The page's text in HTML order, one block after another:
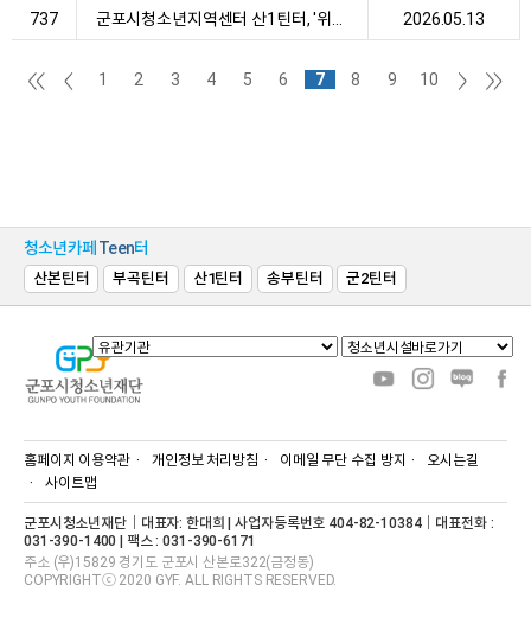
737 2026.05.13
1 2 3 4 5 6 7 8 9 10
청소년카페 Teen터
산본틴터 부곡틴터 산1틴터 송부틴터 군2틴터
홈페이지 이용약관 개인정보 처리방침 이메일 무단 수집 방지
오시는길
사이트맵
군포시청소년재단｜대표자: 한대희 | 사업자등록번호 404-82-10384｜대표전화 :
031-390-1400 | 팩스 : 031-390-6171
주소 (우)15829 경기도 군포시 산본로322(금정동)
COPYRIGHTⓒ 2020 GYF. ALL RIGHTS RESERVED.